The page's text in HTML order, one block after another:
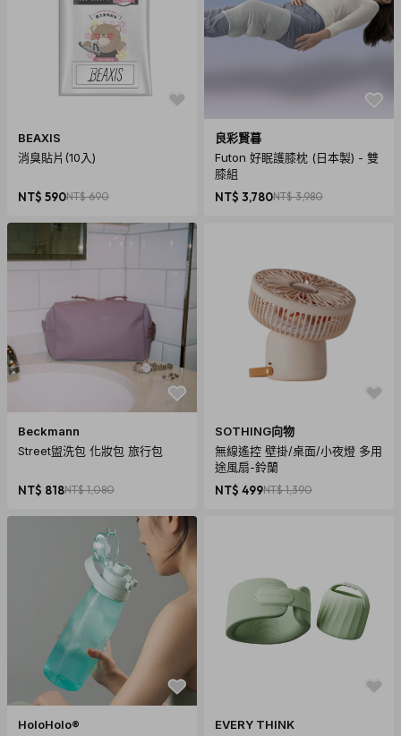
BEAXIS
消臭貼片(10入)
NT$ 590NT$ 690
良彩賢暮
Futon 好眠護膝枕 (日本製) - 雙
膝組
NT$ 3,780NT$ 3,980
Beckmann
Street盥洗包 化妝包 旅行包
NT$ 818NT$ 1,080
SOTHING向物
無線遙控 壁掛/桌面/小夜燈 多用
途風扇-鈴蘭
NT$ 499NT$ 1,390
HoloHolo®
EVERY THINK